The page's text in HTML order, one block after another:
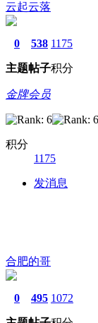
云起云落
0
主题
538
帖子
1175
积分
金牌会员
积分
1175
发消息
合肥的哥
0 495 1072